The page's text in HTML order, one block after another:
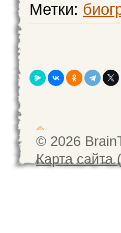
Метки:
© 2026
Карта сайта